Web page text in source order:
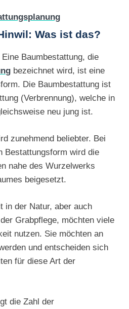
Was ist das?
Baumbestattung, die
bezeichnet wird, ist eine
Die Baumbestattung ist
(Verbrennung), welche in
neu jung ist.
zunehmend beliebter. Bei
Bestattungsform wird die
nahe des Wurzelwerks
beigesetzt.
in der Natur, aber auch
Grabpflege, möchten viele
nutzen. Sie möchten an
und entscheiden sich
für diese Art der
die Zahl der